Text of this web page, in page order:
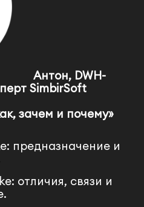
Антон, DWH-
SimbirSoft
зачем и почему»
предназначение и
отличия, связи и